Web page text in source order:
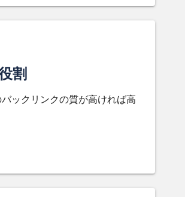
割
ックリンクの質が高ければ高